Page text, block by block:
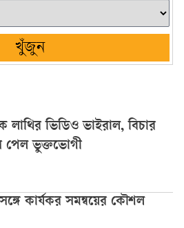
খুঁজুন
লাথির ভিডিও ভাইরাল, বিচার
পেল ভুক্তভোগী
কার্যকর সমন্বয়ের কৌশল